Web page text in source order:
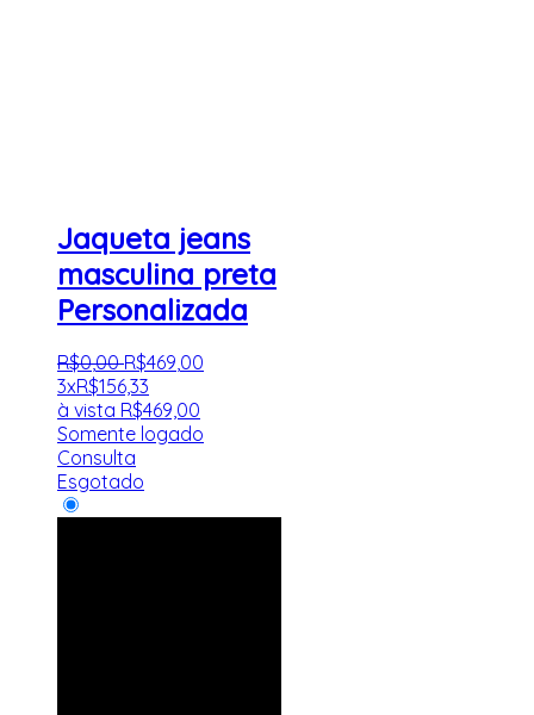
Jaqueta jeans
masculina preta
Personalizada
R$0,00 R$469,00
3xR$156,33
à vista R$469,00
Somente logado
Consulta
Esgotado